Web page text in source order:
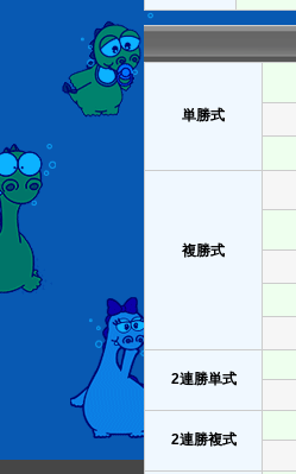
単勝式
複勝式
2連勝単式
2連勝複式